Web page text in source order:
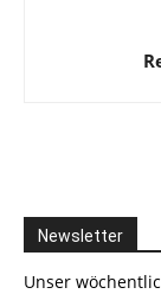
Newsletter
Unser